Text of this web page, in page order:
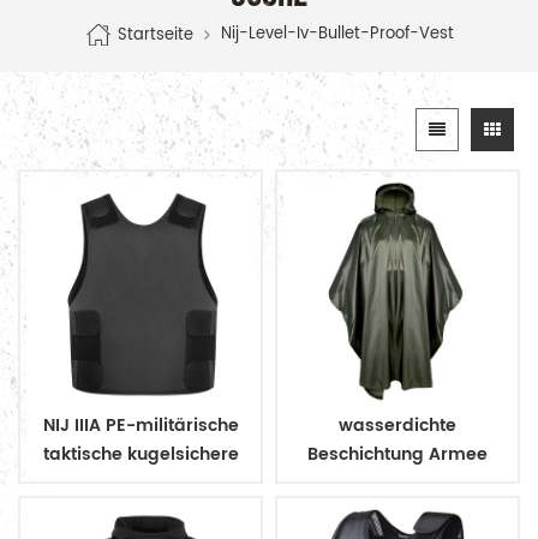
Startseite Nij-Level-Iv-Bullet-Proof-Vest
NIJ IIIA PE-militärische
taktische kugelsichere
wasserdichte
Beschichtung Armee
Poncho